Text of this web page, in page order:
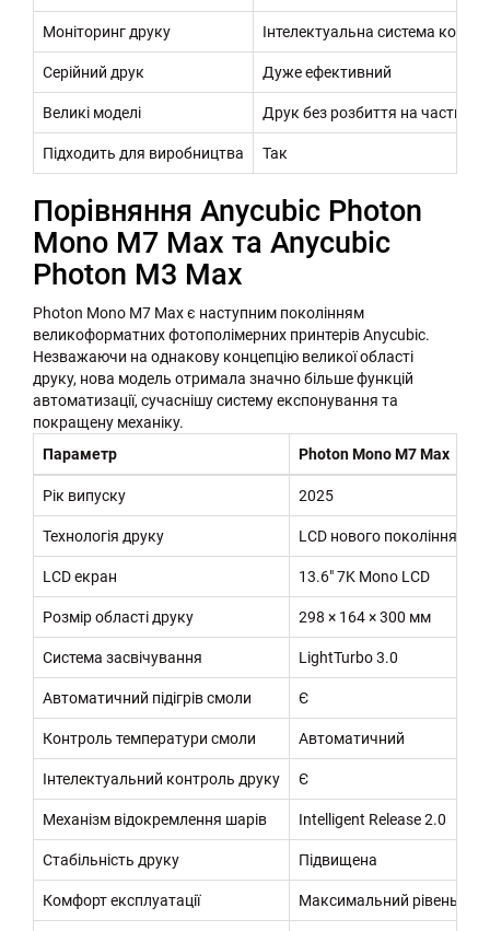
Моніторинг друку Інтелектуальна система
Серійний друк Дуже ефективний
Великі моделі Друк без розбиття на частини
Підходить для виробництва Так
Порівняння Anycubic Photon
Mono M7 Max та Anycubic
Photon M3 Max
Photon Mono M7 Max є наступним поколінням
великоформатних фотополімерних принтерів Anycubic.
Незважаючи на однакову концепцію великої області
друку, нова модель отримала значно більше функцій
автоматизації, сучаснішу систему експонування та
покращену механіку.
Параметр
Photon Mono M7 Max
Рік випуску 2025
Технологія друку LCD нового покоління
LCD екран 13.6" 7K Mono LCD
Розмір області друку 298 × 164 × 300 мм
Система засвічування LightTurbo 3.0
Автоматичний підігрів смоли Є
Контроль температури смоли Автоматичний
Інтелектуальний контроль друку Є
Механізм відокремлення шарів Intelligent Release 2.0
Стабільність друку Підвищена
Комфорт експлуатації Максимальний рівень